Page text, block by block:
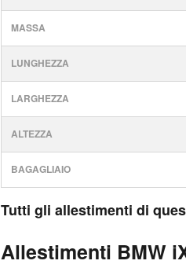
MASSA
LUNGHEZZA
LARGHEZZA
ALTEZZA
BAGAGLIAIO
Tutti gli allestimenti di
Allestimenti BMW